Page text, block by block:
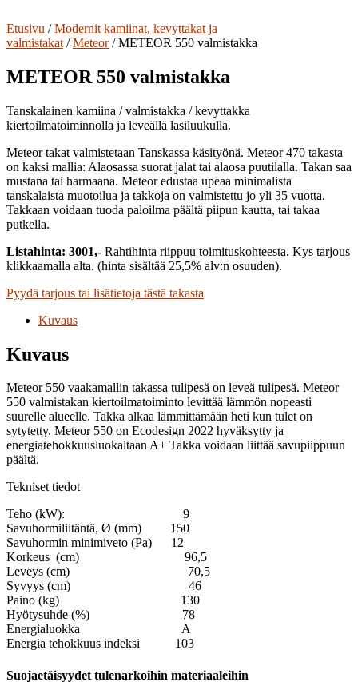
Etusivu /Modernit kamiinat, kevyttakat ja
valmistakat /Meteor/ METEOR 550 valmistakka
METEOR 550 valmistakka
Tanskalainen kamiina / valmistakka / kevyttakka
kiertoilmatoiminnolla ja leveällä lasiluukulla.
Meteor takat valmistetaan Tanskassa käsityönä. Meteor 470 takasta
on kaksi mallia: Alaosassa suorat jalat tai alaosa puutilalla. Takan saa
mustana tai harmaana. Meteor edustaa upeaa minimalista
tanskalaista muotoilua ja takkoja on valmistettu jo yli 35 vuotta.
Takkaan voidaan tuoda paloilma päältä piipun kautta, tai takaa
putkella.
Listahinta: 3001,- Rahtihinta riippuu toimituskohteesta. Kys tarjous
klikkaamalla alta. (hinta sisältää 25,5% alv:n osuuden).
Pyydä tarjous tai lisätietoja tästä takasta
Kuvaus
Kuvaus
Meteor 550 vaakamallin takassa tulipesä on leveä tulipesä. Meteor
550 valmistakan kiertoilmatoiminto levittää lämmön nopeasti
suurelle alueelle. Takka alkaa lämmittämään heti kun tulet on
sytytetty. Meteor 550 on Ecodesign 2022 hyväksytty ja
energiatehokkuusluokaltaan A+ Takka voidaan liittää savupiippuun
päältä.
Tekniset tiedot
Teho (kW): 9
Savuhormiliitäntä, Ø (mm) 150
Savuhormin minimiveto (Pa) 12
Korkeus (cm) 96,5
Leveys (cm) 70,5
Syvyys (cm) 46
Paino (kg) 130
Hyötysuhde (%) 78
Energialuokka A
Energia tehokkuus indeksi 103
Suojaetäisyydet tulenarkoihin materiaaleihin